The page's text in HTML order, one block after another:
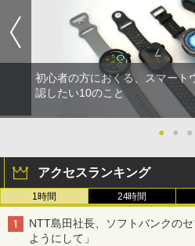
初心者の方におくる、スマート
認したい10のこと
● ● ●
アクセスランキング
1時間 24時間
NTT島田社長、ソフトバンクの
ようにして」